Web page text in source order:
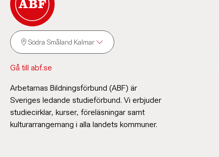
Södra Småland Kalmar
Gå till abf.se
Arbetarnas Bildningsförbund (ABF) är
Sveriges ledande studieförbund. Vi erbjuder
studiecirklar, kurser, föreläsningar samt
kulturarrangemang i alla landets kommuner.